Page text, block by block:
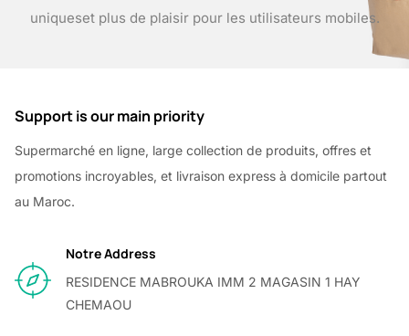
uniqueset plus de plaisir pour les utilisateurs mobiles.
Support is our main priority
Supermarché en ligne, large collection de produits, offres et
promotions incroyables, et livraison express à domicile partout
au Maroc.
Notre Address
RESIDENCE MABROUKA IMM 2 MAGASIN 1 HAY
CHEMAOU